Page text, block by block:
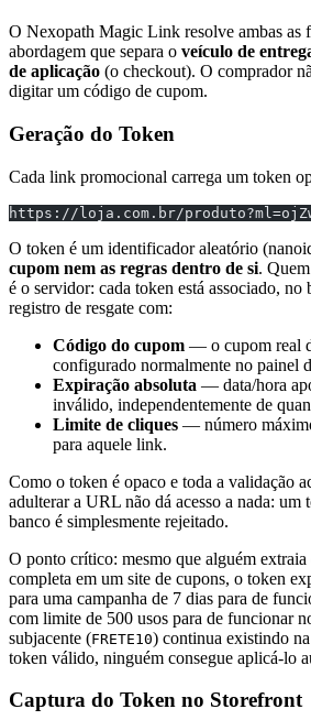
O Nexopath Magic Link resolve ambas as
abordagem que separa o veículo de
de aplicação (o checkout). O comprador
digitar um código de cupom.
Geração do Token
Cada link promocional carrega um token
https://loja.com.br/
O token é um identificador aleatório
cupom nem as regras dentro de si.
é o servidor: cada token está associado, no
registro de resgate com:
Código do cupom — o cupom real
configurado normalmente no painel
Expiração absoluta — data/hora
inválido, independentemente de
Limite de cliques — número
para aquele link.
Como o token é opaco e toda a validação
adulterar a URL não dá acesso a nada: um
banco é simplesmente rejeitado.
O ponto crítico: mesmo que alguém
completa em um site de cupons, o token
para uma campanha de 7 dias para de
com limite de 500 usos para de funcionar
subjacente (FRETE10) continua existindo
token válido, ninguém consegue aplicá-lo
Captura do Token no Storefront